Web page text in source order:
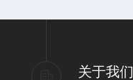
关于我们